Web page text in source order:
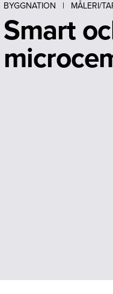
BYGGNATION | MÅLERI/
Smart